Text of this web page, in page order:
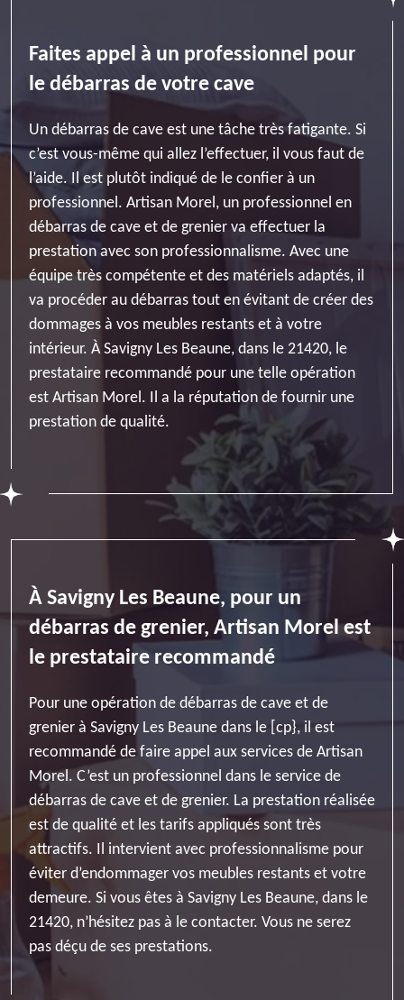
Faites appel à un professionnel pour
le débarras de votre cave
Un débarras de cave est une tâche très fatigante. Si
c’est vous-même qui allez l’effectuer, il vous faut de
l’aide. Il est plutôt indiqué de le confier à un
professionnel. Artisan Morel, un professionnel en
débarras de cave et de grenier va effectuer la
prestation avec son professionnalisme. Avec une
équipe très compétente et des matériels adaptés, il
va procéder au débarras tout en évitant de créer des
dommages à vos meubles restants et à votre
intérieur. À Savigny Les Beaune, dans le 21420, le
prestataire recommandé pour une telle opération
est Artisan Morel. Il a la réputation de fournir une
prestation de qualité.
À Savigny Les Beaune, pour un
débarras de grenier, Artisan Morel est
le prestataire recommandé
Pour une opération de débarras de cave et de
grenier à Savigny Les Beaune dans le [cp}, il est
recommandé de faire appel aux services de Artisan
Morel. C’est un professionnel dans le service de
débarras de cave et de grenier. La prestation réalisée
est de qualité et les tarifs appliqués sont très
attractifs. Il intervient avec professionnalisme pour
éviter d’endommager vos meubles restants et votre
demeure. Si vous êtes à Savigny Les Beaune, dans le
21420, n’hésitez pas à le contacter. Vous ne serez
pas déçu de ses prestations.